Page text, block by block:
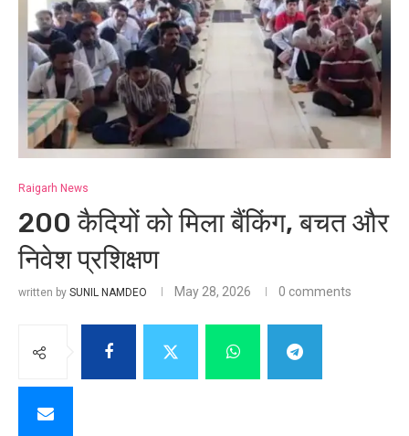
Raigarh News
200 कैदियों को मिला बैंकिंग, बचत और
निवेश प्रशिक्षण
written by SUNIL NAMDEO May 28, 2026 0 comments